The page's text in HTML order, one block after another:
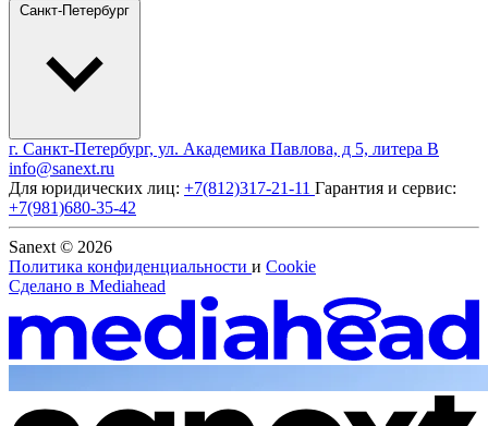
Санкт-Петербург
г. Санкт-Петербург, ул. Академика Павлова, д 5, литера В
info@sanext.ru
Для юридических лиц: +7(812)317-21-11 Гарантия и сервис:
+7(981)680-35-42
Sanext © 2026
Политика конфиденциальности и Cookie
Сделано в Mediahead